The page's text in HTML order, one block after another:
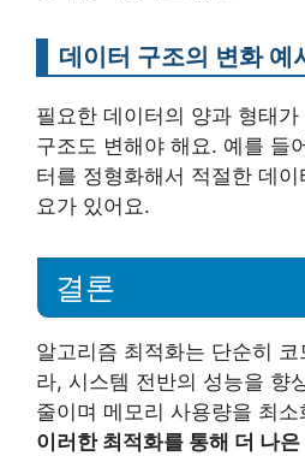
데이터 구조의 변화 예
필요한 데이터의 양과 형태
구조도 변해야 해요. 예를 들
터를 정형화해서 적절한 데
요가 있어요.
결론
알고리즘 최적화는 단순히
라, 시스템 전반의 성능을 향
줄이며 메모리 사용량을 최
이러한 최적화를 통해 더 나